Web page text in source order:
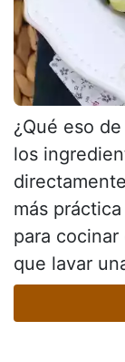
¿Qué eso
los
más
para
que lavar